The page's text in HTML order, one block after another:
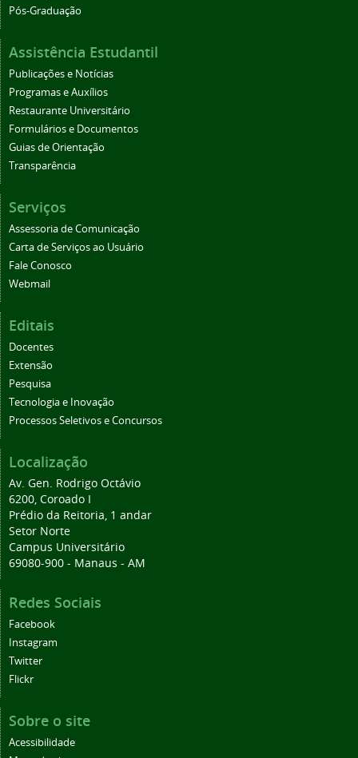
Pós-Graduação
Assistência Estudantil
Publicações e Notícias
Programas e Auxílios
Restaurante Universitário
Formulários e Documentos
Guias de Orientação
Transparência
Serviços
Assessoria de Comunicação
Carta de Serviços ao Usuário
Fale Conosco
Webmail
Editais
Docentes
Extensão
Pesquisa
Tecnologia e Inovação
Processos Seletivos e Concursos
Localização
Av. Gen. Rodrigo Octávio
6200, Coroado I
Prédio da Reitoria, 1 andar
Setor Norte
Campus Universitário
69080-900 - Manaus - AM
Redes Sociais
Facebook
Instagram
Twitter
Flickr
Sobre o site
Acessibilidade